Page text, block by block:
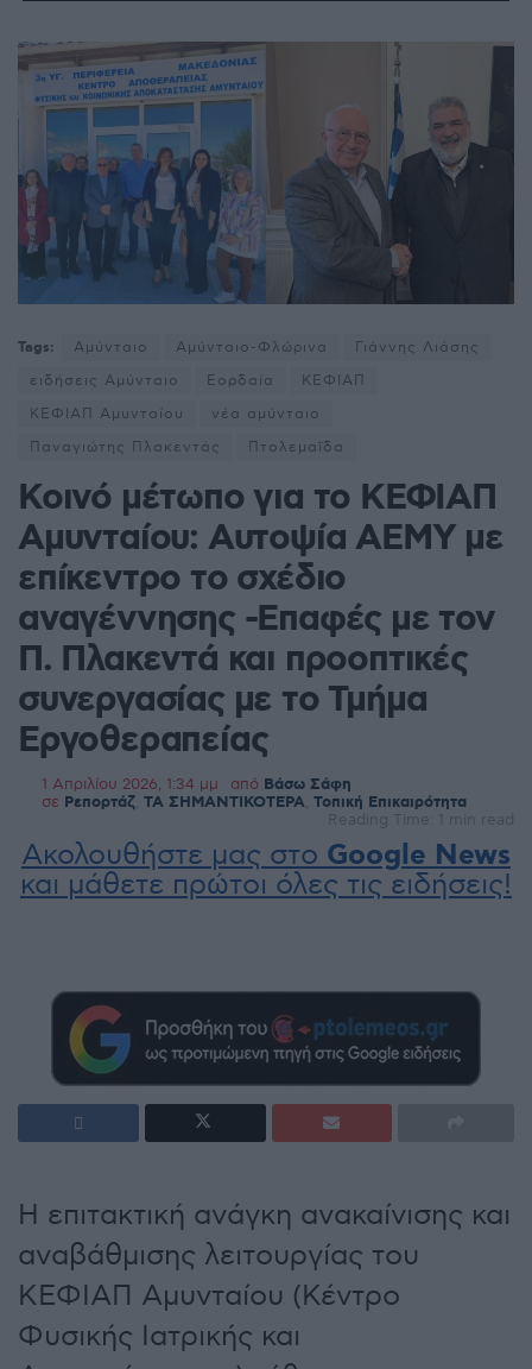
Tags: Αμύνταιο Αμύνταιο-Φλώρινα
Γιάννης Λιάσης
ειδήσεις Αμύνταιο
Εορδαία
ΚΕΦΙΑΠ
ΚΕΦΙΑΠ Αμυνταίου
νέα αμύνταιο
Παναγιώτης Πλακεντάς
Πτολεμαΐδα
Κοινό μέτωπο για το ΚΕΦΙΑΠ
Αμυνταίου: Αυτοψία ΑΕΜΥ με
επίκεντρο το σχέδιο
αναγέννησης -Επαφές με τον
Π. Πλακεντά και προοπτικές
συνεργασίας με το Τμήμα
Εργοθεραπείας
1 Απριλίου 2026, 1:34 μμ από Βάσω Σάφη
σε Ρεπορτάζ ΤΑ ΣΗΜΑΝΤΙΚΟΤΕΡΑ Τοπική Επικαιρότητα
Reading Time: 1 min read
Ακολουθήστε μας στο Google News
και μάθετε πρώτοι όλες τις ειδήσεις!
Η επιτακτική ανάγκη ανακαίνισης και
αναβάθμισης λειτουργίας του
ΚΕΦΙΑΠ Αμυνταίου (Κέντρο
Φυσικής Ιατρικής και